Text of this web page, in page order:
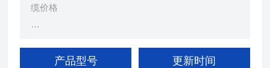
缆价格
电机上传输电能用。在长期浸水及较大的水压下，具
产品型号 更新时间